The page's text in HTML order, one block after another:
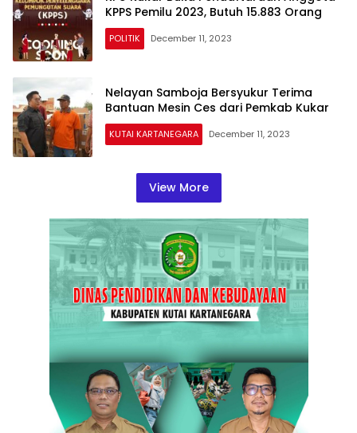
KPPS Pemilu 2023, Butuh 15.883 Orang
POLITIK December 11, 2023
Nelayan Samboja Bersyukur Terima
Bantuan Mesin Ces dari Pemkab Kukar
KUTAI KARTANEGARA December 11, 2023
View More